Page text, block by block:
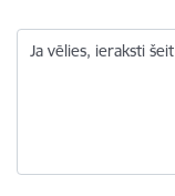
Ja vēlies, ieraksti